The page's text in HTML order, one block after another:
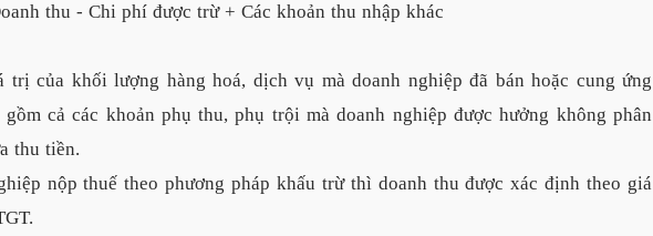
thu - Chi phí được trừ + Các khoản thu nhập khác
của khối lượng hàng hoá, dịch vụ mà doanh nghiệp đã bán hoặc cung ứng
cả các khoản phụ thu, phụ trội mà doanh nghiệp được hưởng không phân
thu tiền.
nộp thuế theo phương pháp khấu trừ thì doanh thu được xác định theo giá